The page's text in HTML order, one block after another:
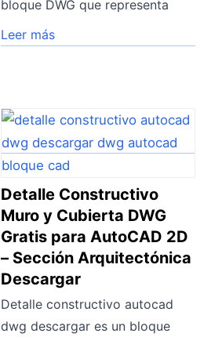
bloque DWG que representa
Leer más
Detalle Constructivo
Muro y Cubierta DWG
Gratis para AutoCAD 2D
– Sección Arquitectónica
Descargar
Detalle constructivo autocad
dwg descargar es un bloque